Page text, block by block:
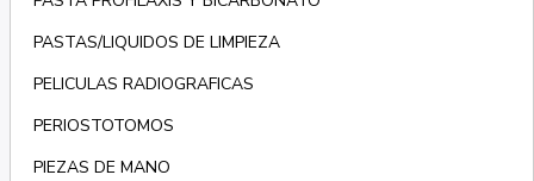
PASTAS/LIQUIDOS DE LIMPIEZA
PELICULAS RADIOGRAFICAS
PERIOSTOTOMOS
PIEZAS DE MANO